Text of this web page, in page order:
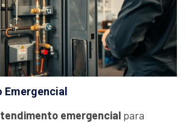
emergencial para